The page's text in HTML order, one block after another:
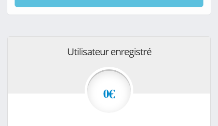
Utilisateur enregistré
0€